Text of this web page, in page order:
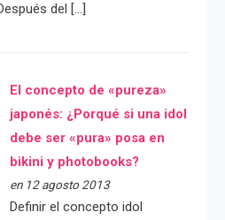
del […]
El concepto de «pureza»
japonés: ¿Porqué si una idol
debe ser «pura» posa en
bikini y photobooks?
en 12 agosto 2013
Definir el concepto idol